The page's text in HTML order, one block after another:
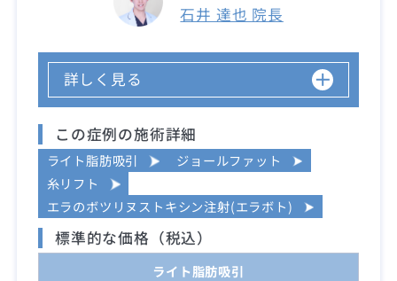
石井 達也 院長
詳しく見る
この症例の施術詳細
ライト脂肪吸引
ジョールファット
糸リフト
エラのボツリヌストキシン注射(エラボト)
標準的な価格（税込）
ライト脂肪吸引